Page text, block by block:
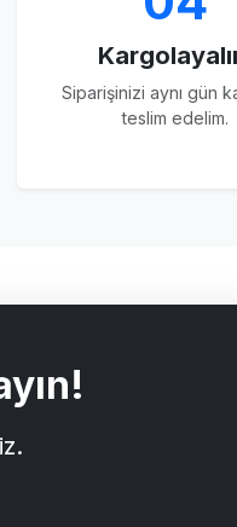
Siparişinizi aynı gün
teslim edelim.